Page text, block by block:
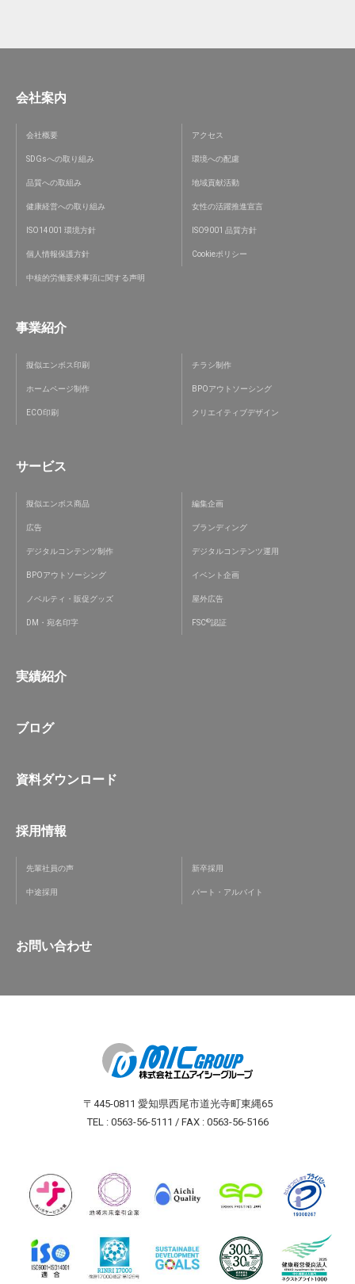
会社案内
会社概要 アクセス
SDGsへの取り組み 環境への配慮
品質への取組み 地域貢献活動
健康経営への取り組み 女性の活躍推進宣言
ISO14001 環境方針 ISO9001 品質方針
個人情報保護方針 Cookieポリシー
中核的労働要求事項に関する声明
事業紹介
擬似エンボス印刷 チラシ制作
ホームページ制作 BPOアウトソーシング
ECO印刷 クリエイティブデザイン
サービス
擬似エンボス商品 編集企画
広告 ブランディング
デジタルコンテンツ制作 デジタルコンテンツ運用
BPOアウトソーシング イベント企画
ノベルティ・販促グッズ 屋外広告
DM・宛名印字 FSC®認証
実績紹介
ブログ
資料ダウンロード
採用情報
先輩社員の声 新卒採用
中途採用 パート・アルバイト
お問い合わせ
〒445-0811 愛知県西尾市道光寺町東縄65
TEL : 0563-56-5111 / FAX : 0563-56-5166